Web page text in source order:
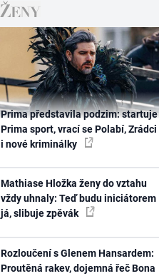
Prima představila podzim: startuje
Prima sport, vrací se Polabí, Zrádci
i nové kriminálky
Mathiase Hložka ženy do vztahu
vždy uhnaly: Teď budu iniciátorem
já, slibuje zpěvák
Rozloučení s Glenem Hansardem:
Proutěná rakev, dojemná řeč Bona